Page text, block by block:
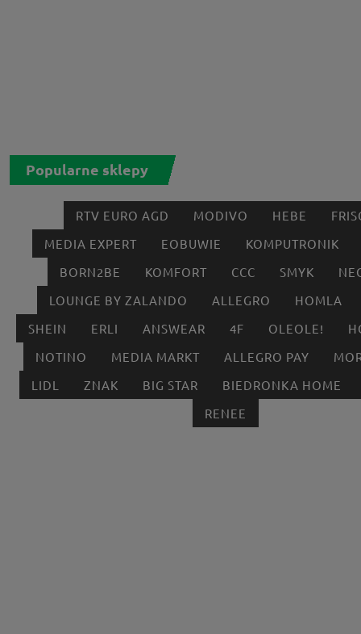
Popularne sklepy
RTV EURO AGD MODIVO HEBE
MEDIA EXPERT
EOBUWIE
KOMPUTRONIK
BORN2BE
KOMFORT CCC SMYK
LOUNGE BY ZALANDO
ALLEGRO
HOMLA
SHEIN
ERLI ANSWEAR 4F OLEOLE!
NOTINO
MEDIA MARKT ALLEGRO PAY
LIDL
ZNAK BIG STAR
BIEDRONKA HOME
RENEE